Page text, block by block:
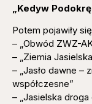
„Kedyw
Potem pojawiły
– „Obwód ZWZ-
– „Ziemia
– „Jasło dawne –
współczesne”
– „Jasielska droga